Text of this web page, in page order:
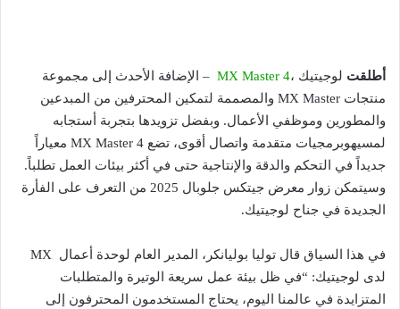
أطلقت لوجيتيك ،MX Master 4 – الإضافة الأحدث إلى مجموعة
منتجات MX Master والمصممة لتمكين المحترفين من المبدعين
والمطورين وموظفي الأعمال. وبفضل تزويدها بتجربة أستجابه
لمسيهوبرمجيات متقدمة واتصال أقوى، تضع MX Master 4 معياراً
جديداً في التحكم والدقة والإنتاجية حتى في أكثر بيئات العمل تطلباً.
وسيتمكن زوار معرض جيتكس جلوبال 2025 من التعرف على الفأرة
الجديدة في جناح لوجيتيك.
في هذا السياق قال توليا بوليانكر، المدير العام لوحدة أعمال MX
لدى لوجيتيك: “في ظل بيئة عمل سريعة الوتيرة والمتطلبات
المتزايدة في عالمنا اليوم، يحتاج المستخدمون المحترفون إلى